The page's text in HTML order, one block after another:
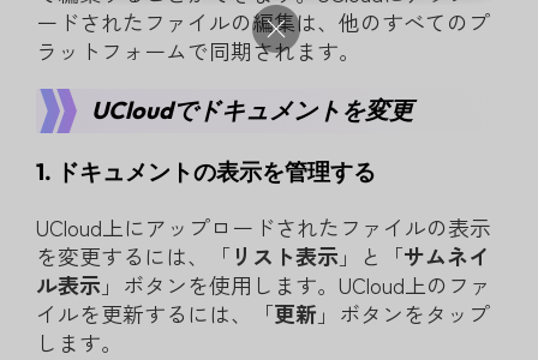
ードされたファイルの編集は、他のすべてのプ
ラットフォームで同期されます。
UCloudでドキュメントを変更
1. ドキュメントの表示を管理する
UCloud上にアップロードされたファイルの表示
を変更するには、「 リスト表示 」と「サムネイ
ル表示 」ボタンを使用します。UCloud上のファ
イルを更新するには、「更新 」ボタンをタップ
します。